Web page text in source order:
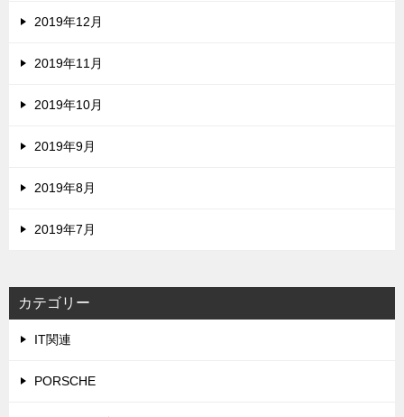
2019年12月
2019年11月
2019年10月
2019年9月
2019年8月
2019年7月
カテゴリー
IT関連
PORSCHE